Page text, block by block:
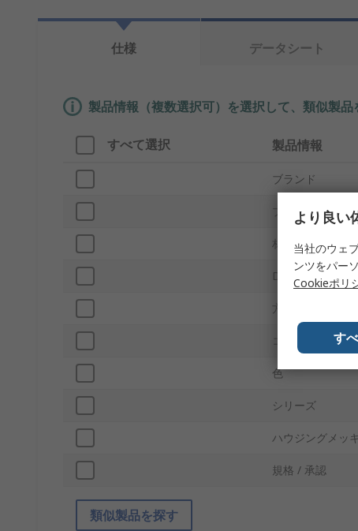
仕様 データシート
製品情報（複数選択可）を選択して、類似製品
すべて選択 製品情報
ブランド
プロダクトタイ
材質
D-Subシェルサイ
方向
コネクタタイプD
色
シリーズ
ハウジングメッキ
規格 / 承認
類似製品を探す
より良い
当社のウェ
ンツをパー
Cookieポリ
す